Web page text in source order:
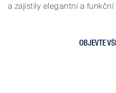
a zajistily elegantní a funkční
OBJEVTE